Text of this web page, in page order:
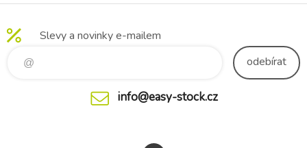
Slevy a novinky e-mailem
odebírat
info@easy-stock.cz